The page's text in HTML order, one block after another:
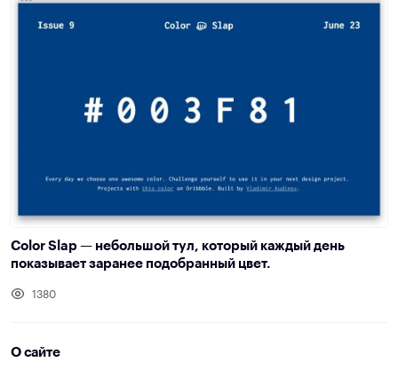
Color Slap — небольшой тул, который каждый день
показывает заранее подобранный цвет.
1380
О сайте